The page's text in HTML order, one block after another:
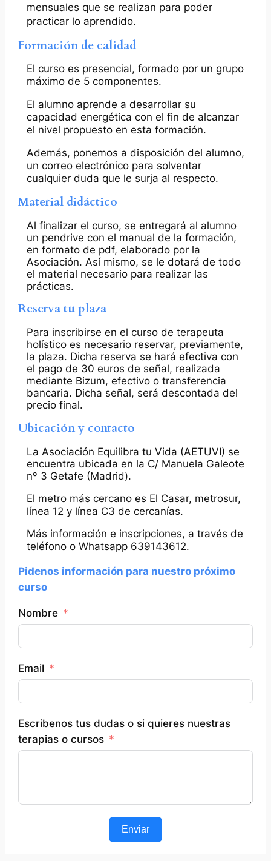
mensuales que se realizan para poder
practicar lo aprendido.
Formación de calidad
El curso es presencial, formado por un grupo
máximo de 5 componentes.
El alumno aprende a desarrollar su
capacidad energética con el fin de alcanzar
el nivel propuesto en esta formación.
Además, ponemos a disposición del alumno,
un correo electrónico para solventar
cualquier duda que le surja al respecto.
Material didáctico
Al finalizar el curso, se entregará al alumno
un pendrive con el manual de la formación,
en formato de pdf, elaborado por la
Asociación. Así mismo, se le dotará de todo
el material necesario para realizar las
prácticas.
Reserva tu plaza
Para inscribirse en el curso de terapeuta
holístico es necesario reservar, previamente,
la plaza. Dicha reserva se hará efectiva con
el pago de 30 euros de señal, realizada
mediante Bizum, efectivo o transferencia
bancaria. Dicha señal, será descontada del
precio final.
Ubicación y contacto
La Asociación Equilibra tu Vida (AETUVI) se
encuentra ubicada en la C/ Manuela Galeote
nº 3 Getafe (Madrid).
El metro más cercano es El Casar, metrosur,
línea 12 y línea C3 de cercanías.
Más información e inscripciones, a través de
teléfono o Whatsapp 639143612.
Pidenos información para nuestro próximo
curso
Nombre
Email
Escribenos tus dudas o si quieres nuestras
terapias o cursos
Enviar